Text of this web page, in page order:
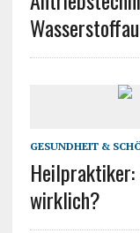
GESUNDHEIT &
wirklich?